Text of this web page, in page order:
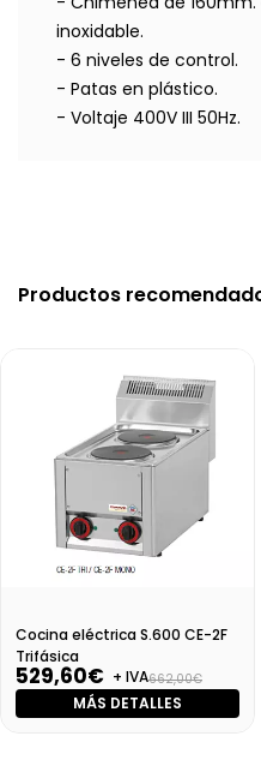
inoxidable.
- 6 niveles de control.
- Patas en plástico.
- Voltaje 400V III 50Hz.
Productos
Cocina eléctrica S.600 CE-2F
Trifásica
529,60€ + IVA662,00€
MÁS DETALLES